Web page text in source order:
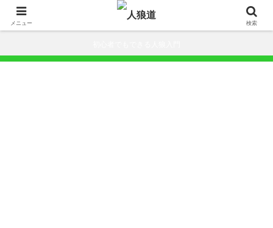
メニュー 検索